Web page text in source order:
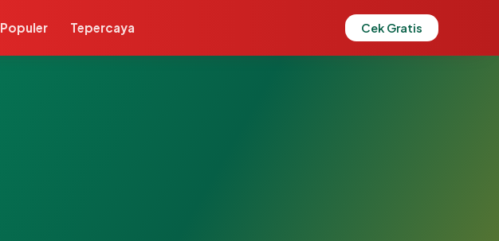
Populer Tepercaya Cek Gratis